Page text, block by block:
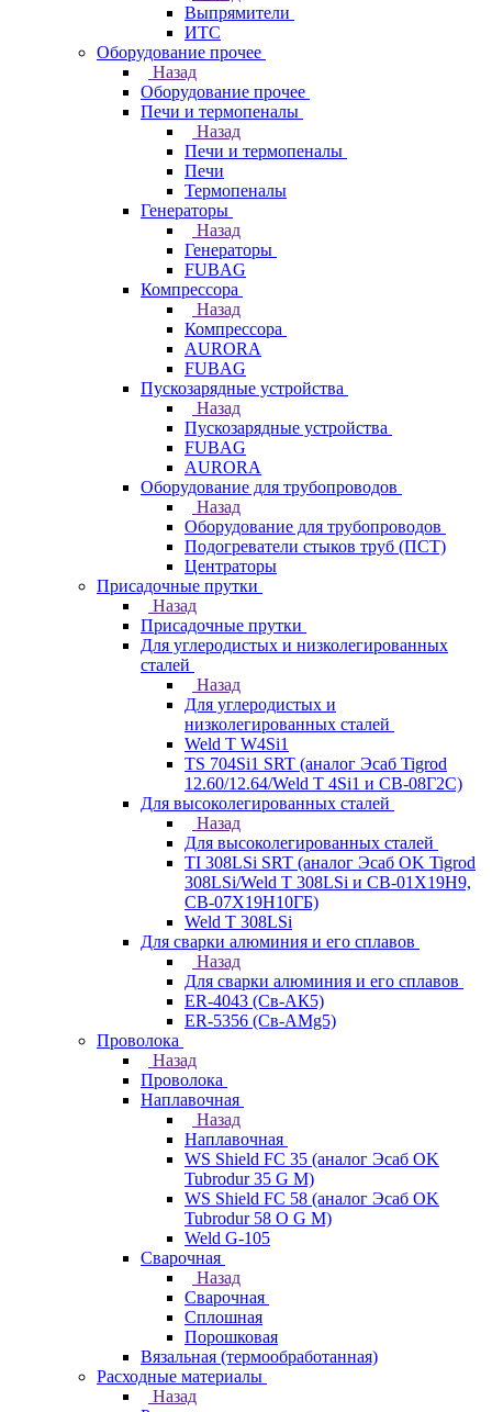
Выпрямители
ИТС
Оборудование прочее
Назад
Оборудование прочее
Печи и термопеналы
Назад
Печи и термопеналы
Печи
Термопеналы
Генераторы
Назад
Генераторы
FUBAG
Компрессора
Назад
Компрессора
AURORA
FUBAG
Пускозарядные устройства
Назад
Пускозарядные устройства
FUBAG
AURORA
Оборудование для трубопроводов
Назад
Оборудование для трубопроводов
Подогреватели стыков труб (ПСТ)
Центраторы
Присадочные прутки
Назад
Присадочные прутки
Для углеродистых и низколегированных
сталей
Назад
Для углеродистых и
низколегированных сталей
Weld T W4Si1
TS 704Si1 SRT (аналог Эсаб Tigrod
12.60/12.64/Weld T 4Si1 и СВ-08Г2С)
Для высоколегированных сталей
Назад
Для высоколегированных сталей
TI 308LSi SRT (аналог Эсаб OK Tigrod
308LSi/Weld T 308LSi и СВ-01Х19Н9,
СВ-07Х19Н10ГБ)
Weld T 308LSi
Для сварки алюминия и его сплавов
Назад
Для сварки алюминия и его сплавов
ER-4043 (Св-АК5)
ER-5356 (Св-АМg5)
Проволока
Назад
Проволока
Наплавочная
Назад
Наплавочная
WS Shield FC 35 (аналог Эсаб OK
Tubrodur 35 G M)
WS Shield FC 58 (аналог Эсаб OK
Tubrodur 58 O G M)
Weld G-105
Сварочная
Назад
Сварочная
Сплошная
Порошковая
Вязальная (термообработанная)
Расходные материалы
Назад